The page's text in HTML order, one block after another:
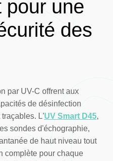
pour une
des
par UV-C offrent aux
de désinfection
L'UV Smart D45,
sondes d'échographie,
de haut niveau tout
complète pour chaque